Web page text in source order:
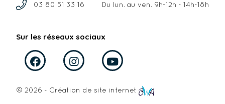
03 80 51 33 16 Du lun. au ven. 9h-12h - 14h-18h
Sur les réseaux sociaux
© 2026 - Création de site internet